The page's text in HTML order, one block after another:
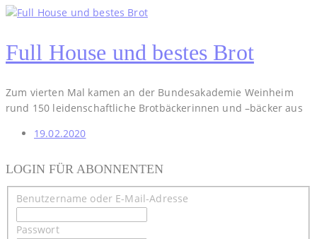
Full House und bestes Brot
Zum vierten Mal kamen an der Bundesakademie Weinheim
rund 150 leidenschaftliche Brotbäckerinnen und –bäcker aus
19.02.2020
LOGIN FÜR ABONNENTEN
Benutzername oder E-Mail-Adresse
Passwort